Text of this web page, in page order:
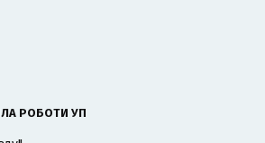
РОБОТИ УП